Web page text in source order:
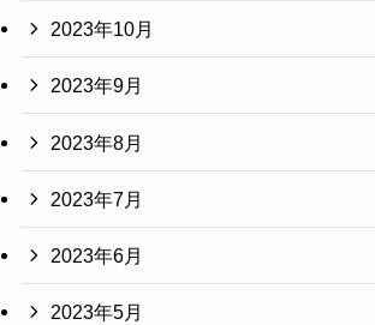
2023年10月
2023年9月
2023年8月
2023年7月
2023年6月
2023年5月